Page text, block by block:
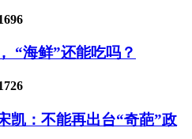
“海鲜”还能吃吗？
凯：不能再出台“奇葩”政